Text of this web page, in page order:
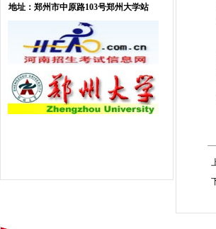
地址： 郑州市中原路103号郑州大学站